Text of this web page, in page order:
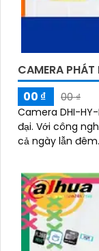
CAMERA
00 ₫
00 ₫
Camera DHI-
đại. Với công nghệ cao, nó có khả năng quan sát và ghi hình rõ nét